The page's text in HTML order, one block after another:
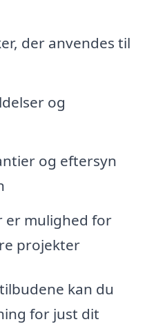
der anvendes til
og
og eftersyn
er mulighed for
projekter
kan du
for just dit